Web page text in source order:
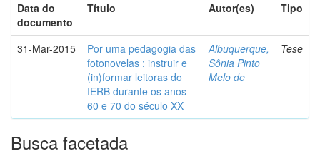
Data do
documento
Título Autor(es) Tipo
31-Mar-2015
Por uma pedagogia das
fotonovelas : instruir e
(in)formar leitoras do
IERB durante os anos
60 e 70 do século XX
Albuquerque,
Sônia Pinto
Melo de
Tese
Busca facetada